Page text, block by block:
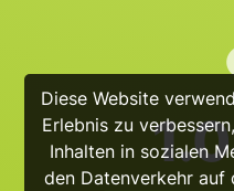
Diese Website
Erlebnis zu
Inhalten in sozialen
den Datenverkehr auf